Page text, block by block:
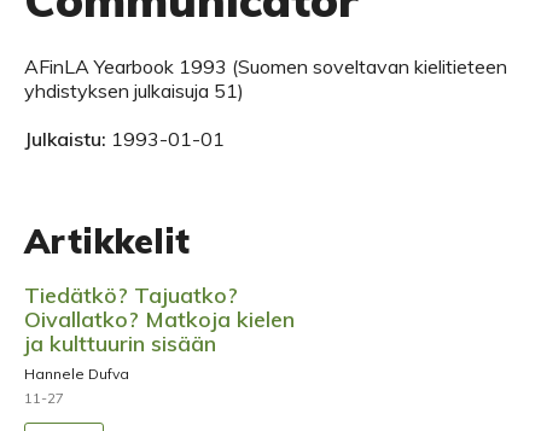
AFinLA Yearbook 1993 (Suomen soveltavan kielitieteen
yhdistyksen julkaisuja 51)
Julkaistu: 1993-01-01
Artikkelit
Tiedätkö? Tajuatko?
Oivallatko? Matkoja kielen
ja kulttuurin sisään
Hannele Dufva
11-27